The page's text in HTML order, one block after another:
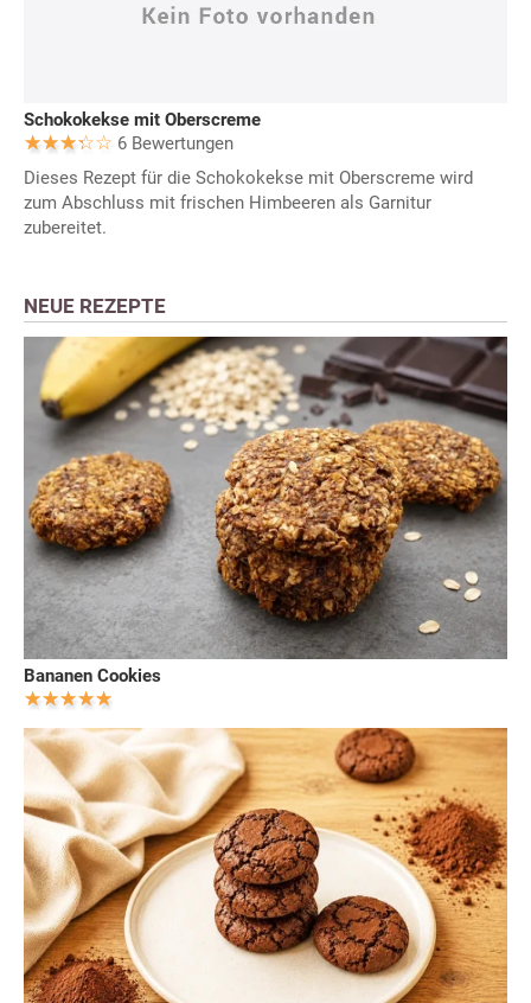
Schokokekse mit Oberscreme
6 Bewertungen
Dieses Rezept für die Schokokekse mit Oberscreme wird
zum Abschluss mit frischen Himbeeren als Garnitur
zubereitet.
NEUE REZEPTE
Bananen Cookies